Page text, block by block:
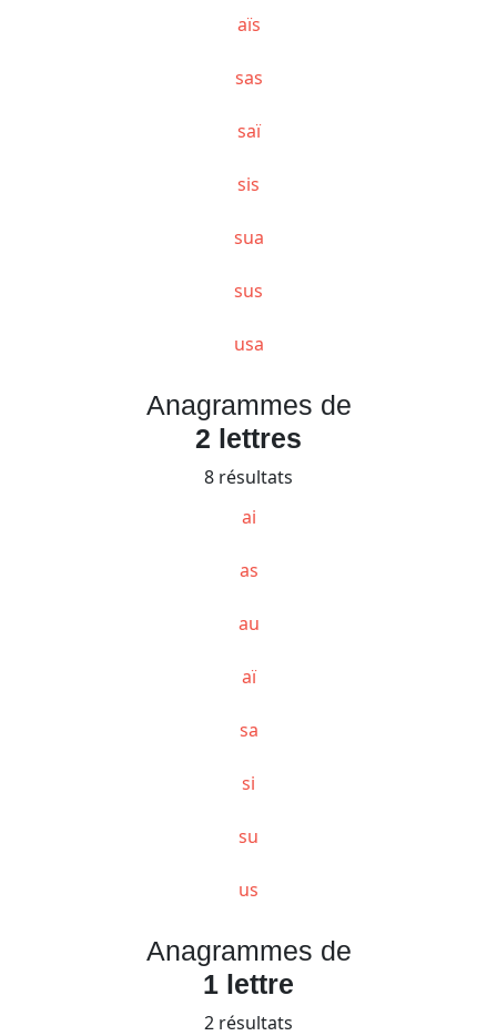
aïs
sas
saï
sis
sua
sus
usa
Anagrammes de
2 lettres
8 résultats
ai
as
au
aï
sa
si
su
us
Anagrammes de
1 lettre
2 résultats